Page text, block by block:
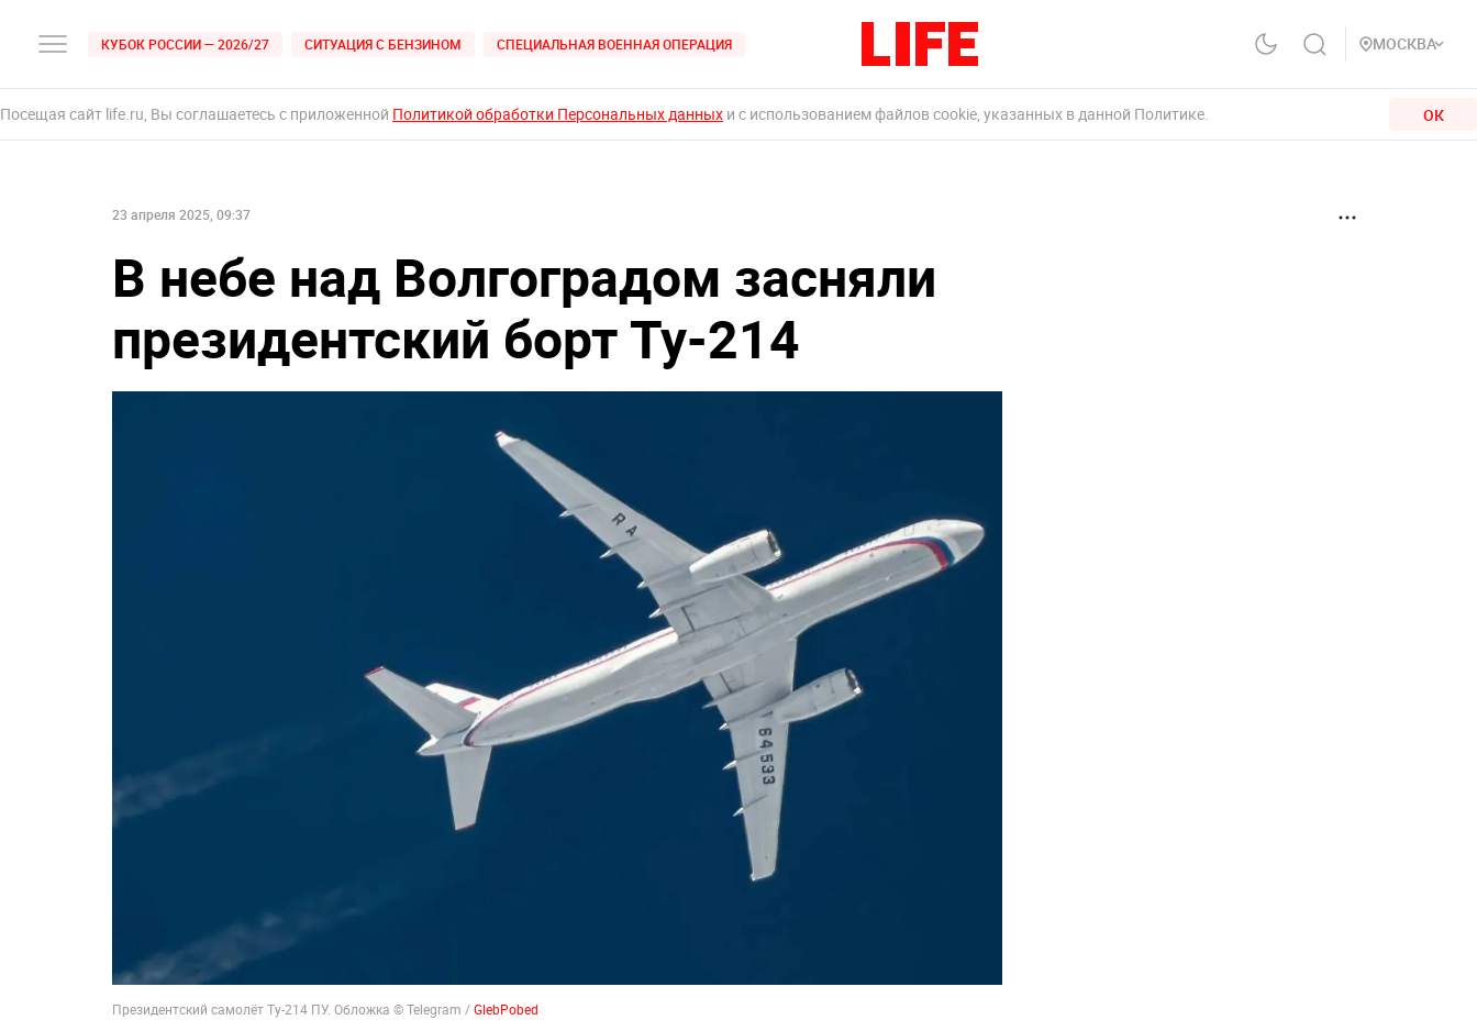
КУБОК РОССИИ — 2026/27 СИТУАЦИЯ С БЕНЗИНОМ СПЕЦИАЛЬНАЯ ВОЕННАЯ ОПЕРАЦИЯ МОСКВА
Посещая сайт life.ru, Вы соглашаетесь с приложенной Политикой обработки Персональных данных и с использованием файлов cookie, указанных в данной Политике. ОК
23 апреля 2025, 09:37
В небе над Волгоградом засняли
президентский борт Ту-214
Президентский самолёт Ту-214 ПУ. Обложка © Telegram /GlebPobed